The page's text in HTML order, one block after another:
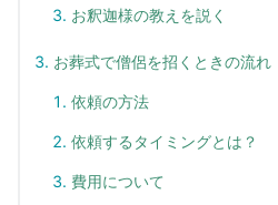
お釈迦様の教えを説く
お葬式で僧侶を招くときの流れ
依頼の方法
依頼するタイミングとは？
費用について